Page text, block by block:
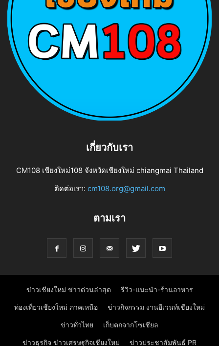
เกี่ยวกับเรา
CM108 เชียงใหม่108 จังหวัดเชียงใหม่ chiangmai Thailand
ติดต่อเรา: cm108.org@gmail.com
ตามเรา
ข่าวเชียงใหม่ ข่าวด่วนล่าสุด รีวิว-แนะนำ-ร้านอาหาร
ท่องเที่ยวเชียงใหม่ ภาคเหนือ ข่าวกิจกรรม งานอีเวนท์เชียงใหม่
ข่าวทั่วไทย เก็บตกจากโซเชียล
ข่าวธุรกิจ ข่าวเศรษฐกิจเชียงใหม่ ข่าวประชาสัมพันธ์ PR